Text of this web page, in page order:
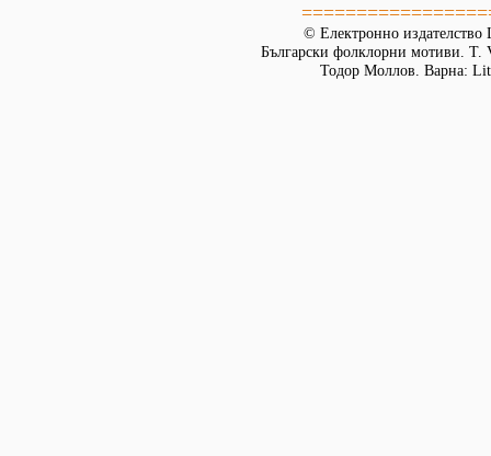
© Електронно издателство
Български фолклорни мотиви. Т.
Тодор Моллов. Варна: